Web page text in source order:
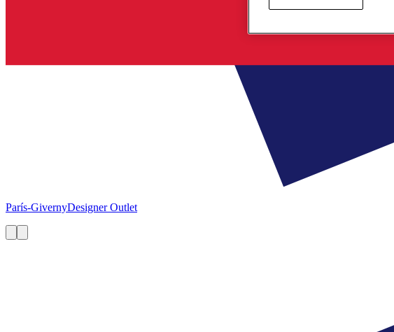
París-GivernyDesigner Outlet